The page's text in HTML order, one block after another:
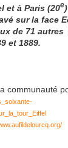
et à Paris (20e
sur la face
de 71 autres
et 1889.
communauté